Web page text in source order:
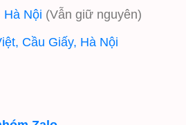
Nội (Vẫn giữ nguyên)
Cầu Giấy, Hà Nội